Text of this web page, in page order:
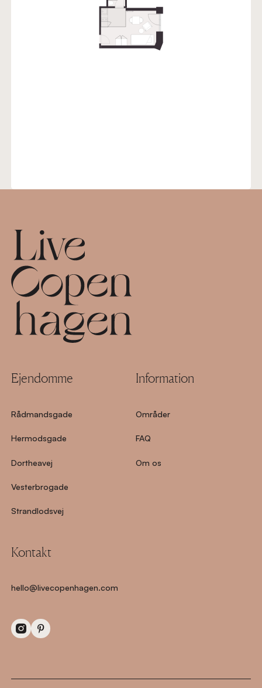
Ejendomme
Rådmandsgade
Hermodsgade
Dortheavej
Vesterbrogade
Strandlodsvej
Information
Områder
FAQ
Om os
Kontakt
hello@livecopenhagen.com